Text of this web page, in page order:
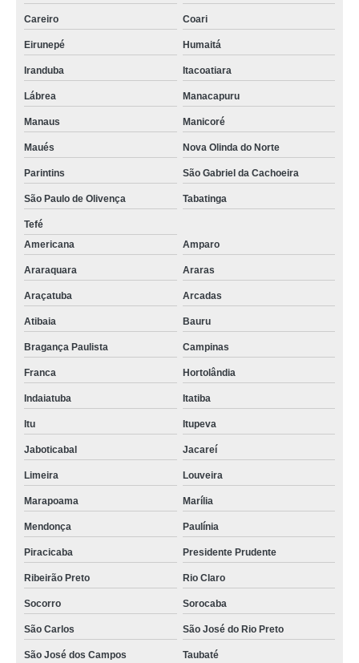
Careiro Coari
Eirunepé Humaitá
Iranduba Itacoatiara
Lábrea Manacapuru
Manaus Manicoré
Maués Nova Olinda do Norte
Parintins São Gabriel da Cachoeira
São Paulo de Olivença Tabatinga
Tefé
Americana
Amparo
Araraquara Araras
Araçatuba Arcadas
Atibaia Bauru
Bragança Paulista Campinas
Franca Hortolândia
Indaiatuba Itatiba
Itu Itupeva
Jaboticabal Jacareí
Limeira Louveira
Marapoama Marília
Mendonça Paulínia
Piracicaba Presidente Prudente
Ribeirão Preto Rio Claro
Socorro Sorocaba
São Carlos São José do Rio Preto
São José dos Campos Taubaté